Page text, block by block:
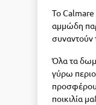
Το
αμμώδη
συναντούν
Όλα τα
γύρω
ποικιλία